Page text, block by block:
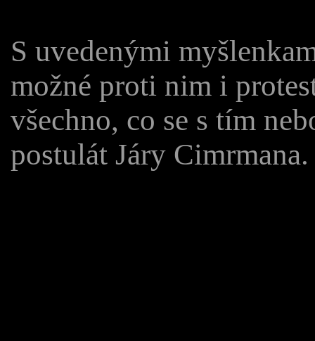
S uvedenými
možné proti nim i
všechno, co se s tím
postulát Járy Cimrmana.